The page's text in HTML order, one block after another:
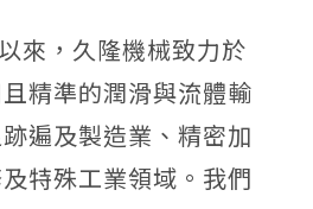
來，久隆機械致力於
精準的潤滑與流體輸
遍及製造業、精密加
特殊工業領域。我們